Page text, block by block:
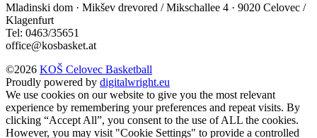
Mladinski dom · Mikšev drevored / Mikschallee 4 · 9020 Celovec /
Klagenfurt
Tel: 0463/35651
office@kosbasket.at
©2026 KOŠ Celovec Basketball
Proudly powered by digitalwright.eu
We use cookies on our website to give you the most relevant
experience by remembering your preferences and repeat visits. By
clicking “Accept All”, you consent to the use of ALL the cookies.
However, you may visit "Cookie Settings" to provide a controlled